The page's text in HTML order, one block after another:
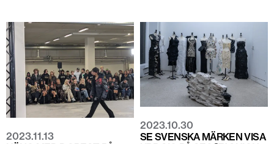
2023.11.13
2023.10.30
SE SVENSKA MÄRKEN VISA